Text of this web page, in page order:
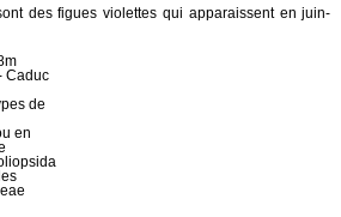
des figues violettes qui apparaissent en juin-
Caduc
de
en